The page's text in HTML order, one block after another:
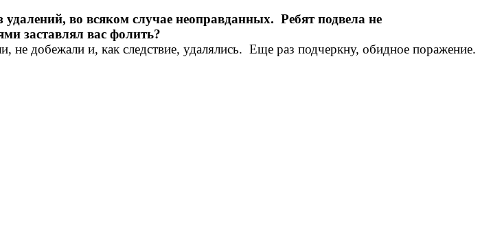
во всяком случае неоправданных. Ребят подвела не
заставлял вас фолить?
не добежали и, как следствие, удалялись. Еще раз подчеркну, обидное поражение.